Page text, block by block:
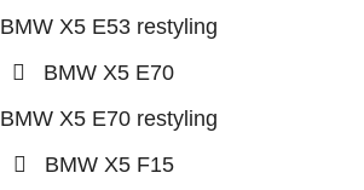
BMW X5 E53 restyling
BMW X5 E70
BMW X5 E70 restyling
BMW X5 F15